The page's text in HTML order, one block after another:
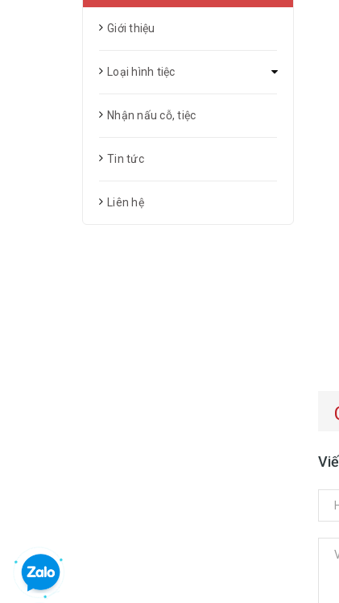
Giới thiệu
Loại hình tiệc
Nhận nấu cỗ, tiệc
Tin tức
Liên hệ